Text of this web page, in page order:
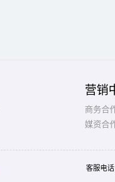
营销
商务合
媒资合
客服电